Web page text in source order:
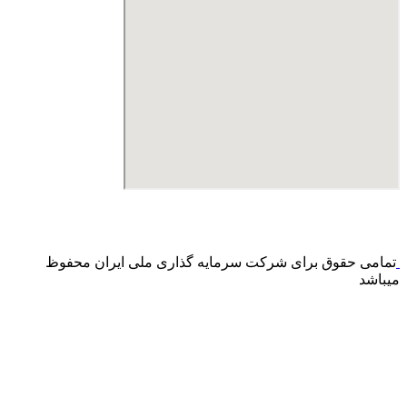
تمامی حقوق برای شرکت سرمایه گذاری ملی ایران محفوظ
میباشد